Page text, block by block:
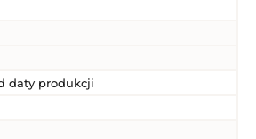
daty produkcji